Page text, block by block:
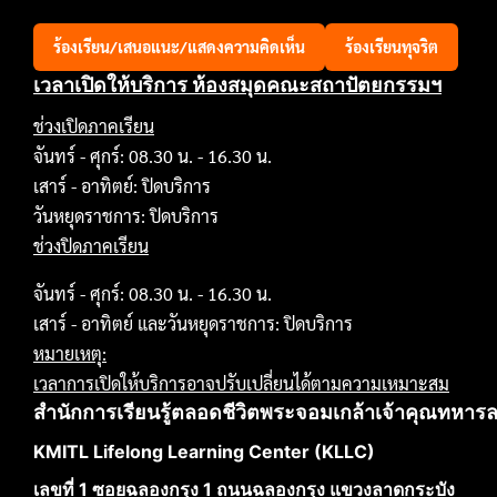
ร้องเรียน/เสนอแนะ/แสดงความคิดเห็น ร้องเรียนทุจริต
เวลาเปิดให้บริการ ห้องสมุดคณะสถาปัตยกรรมฯ
ช่วงเปิดภาคเรียน
จันทร์ - ศุกร์: 08.30 น. - 16.30 น.
เสาร์ - อาทิตย์: ปิดบริการ
วันหยุดราชการ: ปิดบริการ
ช่วงปิดภาคเรียน
จันทร์ - ศุกร์: 08.30 น. - 16.30 น.
เสาร์ - อาทิตย์ และวันหยุดราชการ: ปิดบริการ
หมายเหตุ:
เวลาการเปิดให้บริการอาจปรับเปลี่ยนได้ตามความเหมาะสม
สำนักการเรียนรู้ตลอดชีวิตพระจอมเกล้าเจ้าคุณทหาร
KMITL Lifelong Learning Center (KLLC)
เลขที่ 1 ซอยฉลองกรุง 1 ถนนฉลองกรุง แขวงลาดกระบัง